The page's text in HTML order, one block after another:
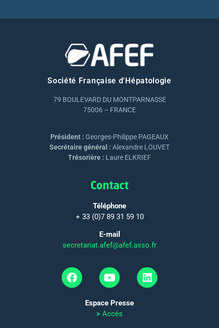
Société Française d'Hépatologie
79 BOULEVARD DU MONTPARNASSE
75006 – FRANCE
Président : Georges-Philippe PAGEAUX
Secrétaire général : Alexandre LOUVET
Trésorière : Laure ELKRIEF
Contact
Téléphone
+ 33 (0)7 89 31 59 10
E-mail
secretariat.afef@afef.asso.fr
Espace Presse
> Accès